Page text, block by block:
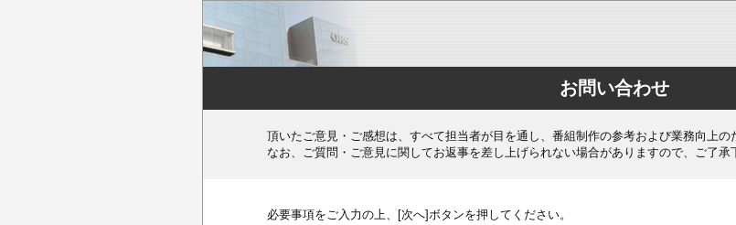
お問い合わせ
頂いたご意見・ご感想は、すべて担当者が目を通し、番組制作の参考および業務向上の
なお、ご質問・ご意見に関してお返事を差し上げられない場合がありますので、ご了承
必要事項をご入力の上、[次へ]ボタンを押してください。